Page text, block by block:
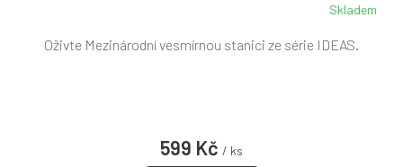
Skladem
599 Kč / ks
Oživte Mezinárodní vesmírnou stanici ze série IDEAS.